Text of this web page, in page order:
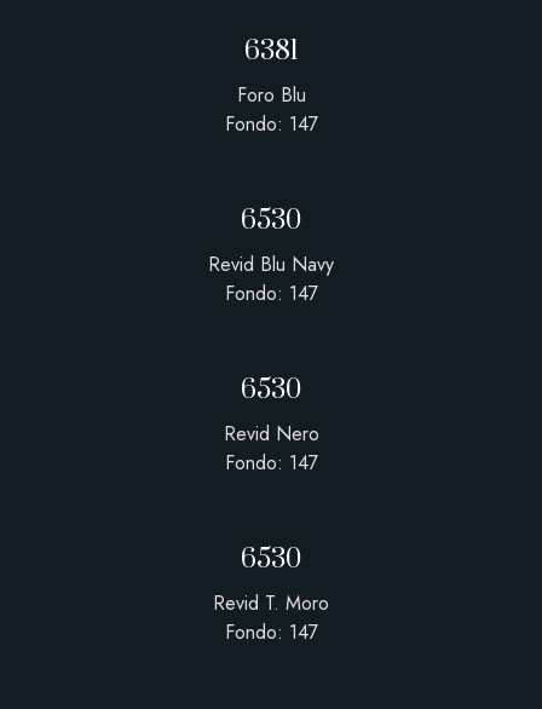
6381
Foro Blu
Fondo: 147
6530
Revid Blu Navy
Fondo: 147
6530
Revid Nero
Fondo: 147
6530
Revid T. Moro
Fondo: 147